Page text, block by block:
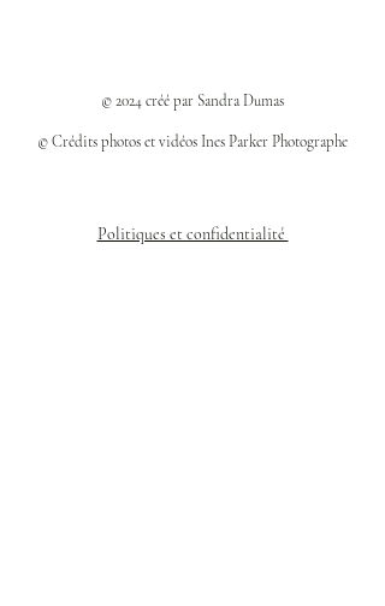
© 2024 créé par Sandra Dumas
© Crédits photos et vidéos Ines Parker Photographe
Politiques et confidentialité